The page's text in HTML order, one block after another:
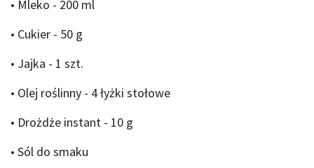
• Mleko - 200 ml
• Cukier - 50 g
• Jajka - 1 szt.
• Olej roślinny - 4 łyżki stołowe
• Drożdże instant - 10 g
• Sól do smaku